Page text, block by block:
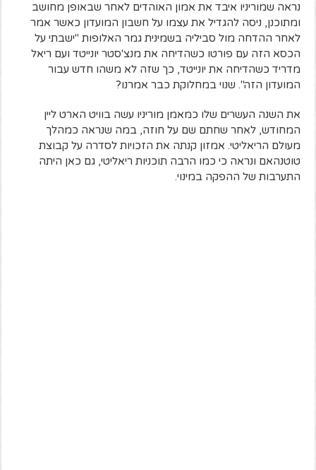
נראה שמוריניו איבד את אמון האוהדים לאחר שבאופן מחושב
ומתוכנן, ניסה להגדיל את עצמו על חשבון המועדון כאשר אמר
לאחר ההדחה מול סביליה בשמינית גמר האלופות "ישבתי על
הכסא הזה עם פורטו כשהדיחה את מנצ'סטר יונייטד ועם ריאל
מדריד כשהדיחה את יונייטד, כך שזה לא משהו חדש עבור
המועדון הזה". שנוי במחלוקת כבר אמרנו?
את השנה העשרים שלו כמאמן מוריניו עשה בוויט הארט ליין
המחודש, לאחר שחתם שם על חוזה, במה שנראה כמהלך
מעולם הריאליטי. אמזון קנתה את הזכויות לסדרה על קבוצת
טוטנהאם ונראה כי כמו הרבה תוכניות ריאליטי, גם כאן היתה
התערבות של ההפקה במינוי.